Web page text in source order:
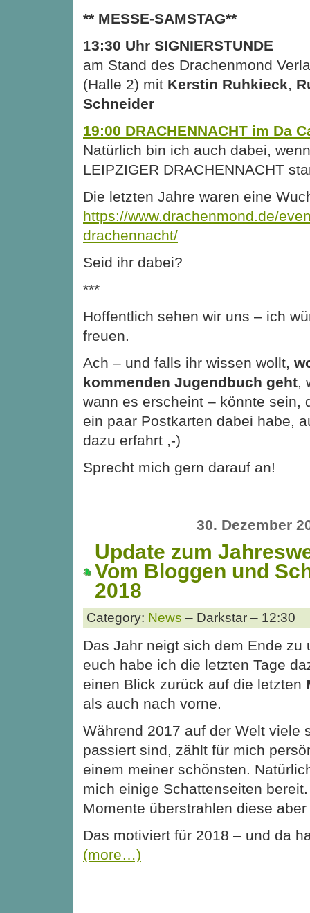
** MESSE-SAMSTAG**
13:30 Uhr SIGNIERSTUNDE
am Stand des Drachenmond
(Halle 2) mit Kerstin Ruhkieck,
Schneider
19:00 DRACHENNACHT im Da
Natürlich bin ich auch dabei,
LEIPZIGER DRACHENNACHT
Die letzten Jahre waren eine
https://www.drachenmond.de/
drachennacht/
Seid ihr dabei?
***
Hoffentlich sehen wir uns – ich
freuen.
Ach – und falls ihr wissen wollt,
kommenden Jugendbuch geht,
wann es erscheint – könnte sein,
ein paar Postkarten dabei habe,
dazu erfahrt ,-)
Sprecht mich gern darauf an!
30. Dezember
Update zum
Vom Bloggen und
2018
Category: News – Darkstar – 12:30
Das Jahr neigt sich dem Ende zu
euch habe ich die letzten Tage
einen Blick zurück auf die letzten
als auch nach vorne.
Während 2017 auf der Welt viele
passiert sind, zählt für mich
einem meiner schönsten.
mich einige Schattenseiten
Momente überstrahlen diese
Das motiviert für 2018 – und da
(more…)